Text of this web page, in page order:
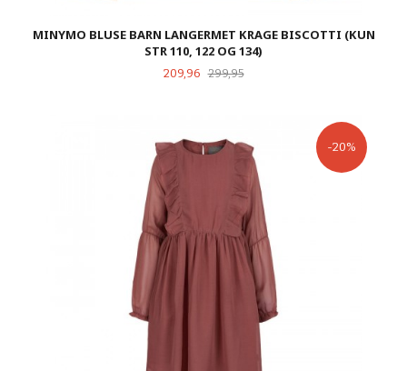
MINYMO BLUSE BARN LANGERMET KRAGE BISCOTTI (KUN
STR 110, 122 OG 134)
Tilbud
209,96 299,95Rabatt
-20%